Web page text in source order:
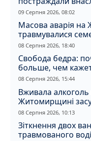
09 Серпня 2026, 08:02
Масова аварія
травмувалися
08 Серпня 2026, 18:40
Свобода бедра:
больше, чем
08 Серпня 2026, 15:44
Вживала
Житомирщині
дитина отримала
08 Серпня 2026, 10:13
Зіткнення двох
травмованого